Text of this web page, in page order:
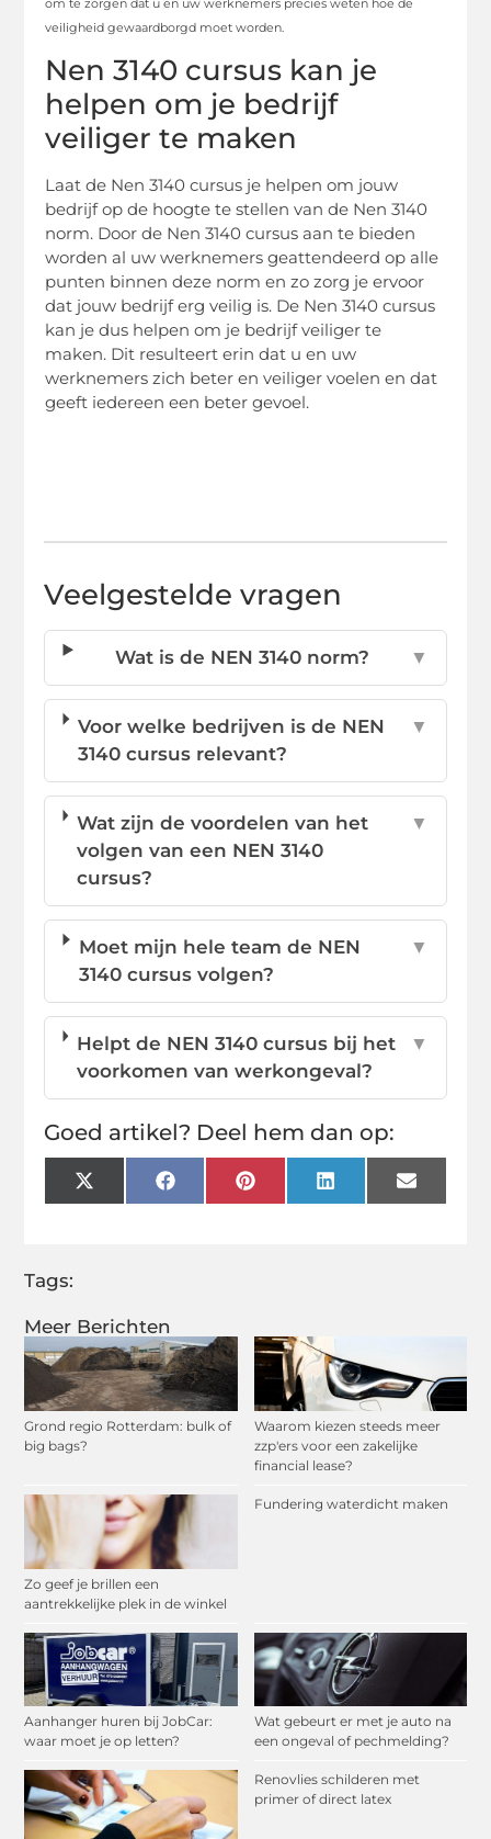
Meer Berichten
Grond regio Rotterdam: bulk of
big bags?
Waarom kiezen steeds meer
zzp'ers voor een zakelijke
financial lease?
Zo geef je brillen een
aantrekkelijke plek in de winkel
Fundering waterdicht maken
Aanhanger huren bij JobCar:
waar moet je op letten?
Wat gebeurt er met je auto na
een ongeval of pechmelding?
Renovlies schilderen met
primer of direct latex
veiligheid gewaardborgd moet worden.
Nen 3140 cursus kan je
helpen om je bedrijf
veiliger te maken
Laat de Nen 3140 cursus je helpen om jouw
bedrijf op de hoogte te stellen van de Nen 3140
norm. Door de Nen 3140 cursus aan te bieden
worden al uw werknemers geattendeerd op alle
punten binnen deze norm en zo zorg je ervoor
dat jouw bedrijf erg veilig is. De Nen 3140 cursus
kan je dus helpen om je bedrijf veiliger te
maken. Dit resulteert erin dat u en uw
werknemers zich beter en veiliger voelen en dat
geeft iedereen een beter gevoel.
Veelgestelde vragen
Wat is de NEN 3140 norm? ▼
Voor welke bedrijven is de NEN
3140 cursus relevant?
▼
Wat zijn de voordelen van het
volgen van een NEN 3140
cursus?
▼
Moet mijn hele team de NEN
3140 cursus volgen?
▼
Helpt de NEN 3140 cursus bij het
voorkomen van werkongeval?
▼
Goed artikel? Deel hem dan op:
X
(Twitter)
FacebookPinterestLinkedInEmail
Tags: